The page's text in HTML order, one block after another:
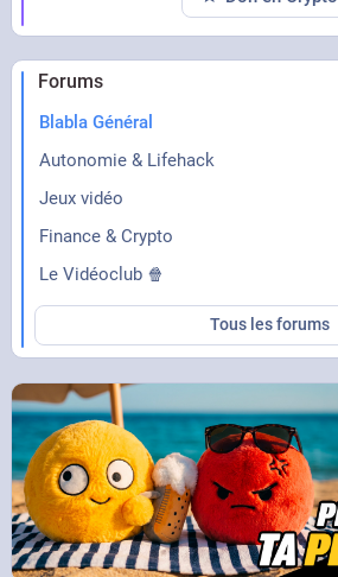
Forums
Blabla Général
Autonomie & Lifehack
Jeux vidéo
Finance & Crypto
Le Vidéoclub 🍿
Tous les forums